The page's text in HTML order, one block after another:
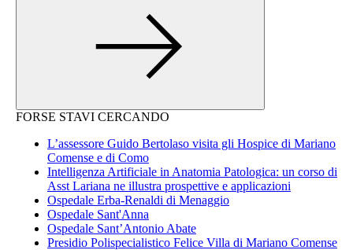
FORSE STAVI CERCANDO
L’assessore Guido Bertolaso visita gli Hospice di Mariano
Comense e di Como
Intelligenza Artificiale in Anatomia Patologica: un corso di
Asst Lariana ne illustra prospettive e applicazioni
Ospedale Erba-Renaldi di Menaggio
Ospedale Sant'Anna
Ospedale Sant’Antonio Abate
Presidio Polispecialistico Felice Villa di Mariano Comense